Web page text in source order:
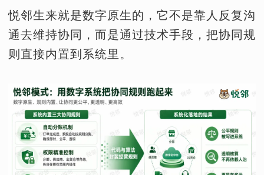
悦邻生来就是数字原生的，它不是靠人反复沟
通去维持协同，而是通过技术手段，把协同规
则直接内置到系统里。